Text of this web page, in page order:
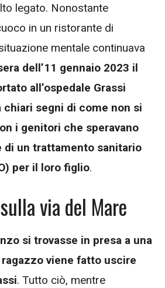
legato. Nonostante
in un ristorante di
mentale continuava
dell’11 gennaio 2023 il
all’ospedale Grassi
chiari segni di come non si
i genitori che speravano
di un trattamento sanitario
per il loro figlio.
via del Mare
si trovasse in presa a una
viene fatto uscire
. Tutto ciò, mentre